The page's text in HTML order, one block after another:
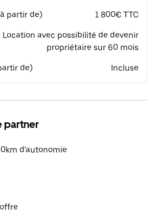
partir de) 1 800€ TTC
Location avec possibilité de devenir
propriétaire sur 60 mois
de) Incluse
partner
d'autonomie